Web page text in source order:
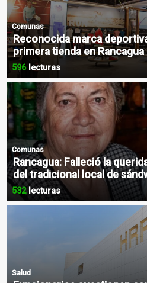
Comunas
Reconocida marca
primera tienda en Rancagua
596lecturas
Comunas
Rancagua: Falleció la
del tradicional local de
532lecturas
Salud